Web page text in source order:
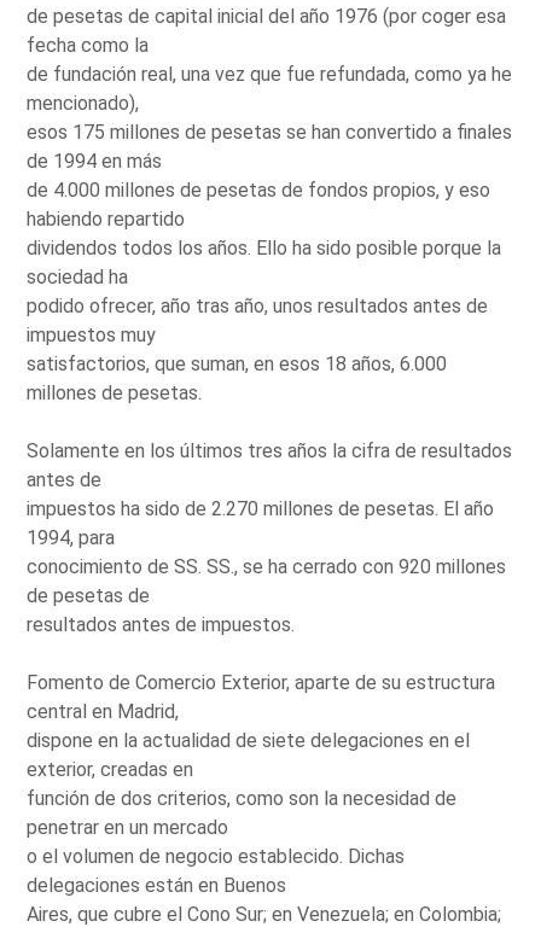
de pesetas de capital inicial del año 1976 (por coger esa
fecha como la
de fundación real, una vez que fue refundada, como ya he
mencionado),
esos 175 millones de pesetas se han convertido a finales
de 1994 en más
de 4.000 millones de pesetas de fondos propios, y eso
habiendo repartido
dividendos todos los años. Ello ha sido posible porque la
sociedad ha
podido ofrecer, año tras año, unos resultados antes de
impuestos muy
satisfactorios, que suman, en esos 18 años, 6.000
millones de pesetas.
Solamente en los últimos tres años la cifra de resultados
antes de
impuestos ha sido de 2.270 millones de pesetas. El año
1994, para
conocimiento de SS. SS., se ha cerrado con 920 millones
de pesetas de
resultados antes de impuestos.
Fomento de Comercio Exterior, aparte de su estructura
central en Madrid,
dispone en la actualidad de siete delegaciones en el
exterior, creadas en
función de dos criterios, como son la necesidad de
penetrar en un mercado
o el volumen de negocio establecido. Dichas
delegaciones están en Buenos
Aires, que cubre el Cono Sur; en Venezuela; en Colombia;